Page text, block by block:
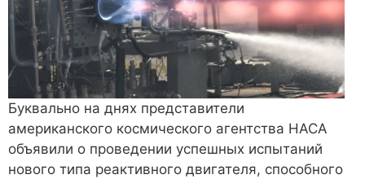
Буквально на днях представители
американского космического агентства НАСА
объявили о проведении успешных испытаний
нового типа реактивного двигателя, способного